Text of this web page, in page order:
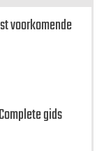
voorkomende
gids